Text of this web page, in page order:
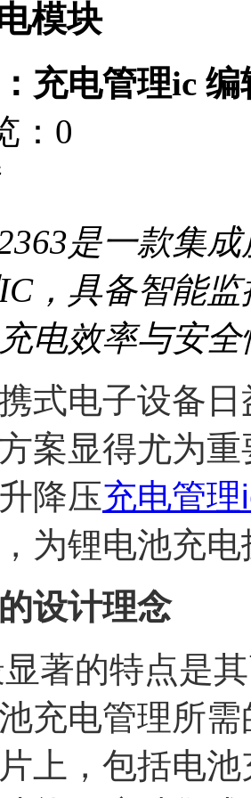
模块
充电管理ic
： 0
是一款集
，具备智能
电效率与安全
式电子设备
案显得尤为
降压充电管理
为锂电池充
设计理念
著的特点是
充电管理所
上，包括电